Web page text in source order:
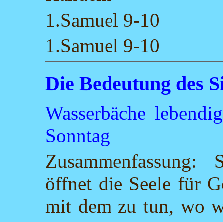
1.Samuel 9-10
1.Samuel 9-10
Die Bedeutung des
Wasserbäche
Sonntag
öffnet die Seele für
mit dem zu tun, wo